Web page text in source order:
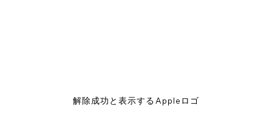
解除成功と表示するAppleロゴ